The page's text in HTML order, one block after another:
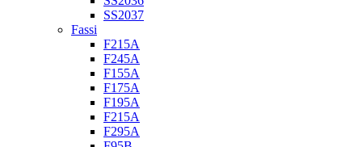
SS2037
Fassi
F215A
F245A
F155A
F175A
F195A
F215A
F295A